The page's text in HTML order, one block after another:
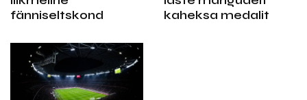
fänniseltskond
kaheksa medalit